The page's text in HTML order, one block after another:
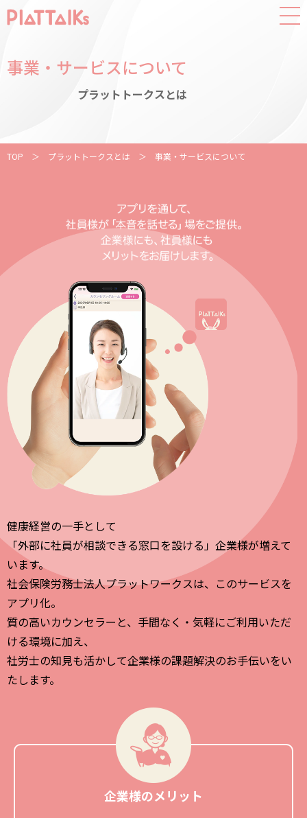
事業・サービスについて
プラットトークスとは
TOP ＞ プラットトークスとは ＞ 事業・サービスについて
健康経営の一手として
「外部に社員が相談できる窓口を設ける」企業様が増えて
います。
社会保険労務士法人プラットワークスは、このサービスを
アプリ化。
質の高いカウンセラーと、手間なく・気軽にご利用いただ
ける環境に加え、
社労士の知見も活かして企業様の課題解決のお手伝いをい
たします。
企業様のメリット